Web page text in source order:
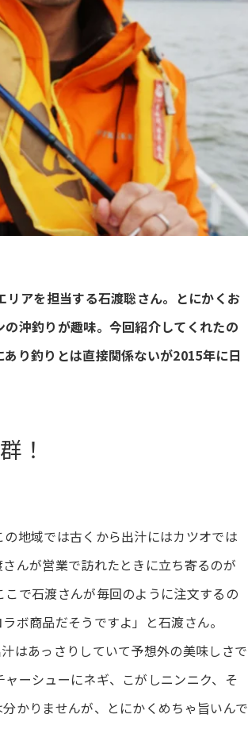
リアを担当する石渡聡さん。とにかくお
沖釣りが趣味。今回紹介してくれたの
り釣りとは直接関係ないが2015年に日
！
地域では古くから出汁にはカツオでは
んが営業で訪れたときに立ち寄るのが
で石渡さんが毎回のように注文するの
ボ商品だそうですよ」と石渡さん。
はあっさりしていて予想外の美味しさで
ーシューにネギ、こがしニンニク、そ
かりませんが、とにかくめちゃ旨いんで